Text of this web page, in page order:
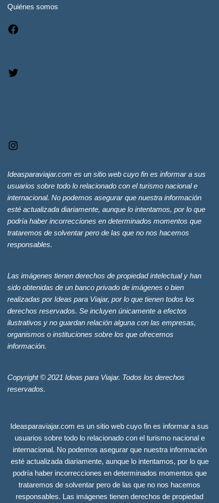
Quiénes somos
Ideasparaviajar.com es un sitio web cuyo fin es informar a sus
usuarios sobre todo lo relacionado con el turismo nacional e
internacional. No podemos asegurar que nuestra información
esté actualizada diariamente, aunque lo intentamos, por lo que
podría haber incorrecciones en determinados momentos que
trataremos de solventar pero de las que no nos hacemos
responsables.
Las imágenes tienen derechos de propiedad intelectual y han
sido obtenidas de un banco privado de imágenes o bien
realizadas por Ideas para Viajar, por lo que tienen todos los
derechos reservados. Se incluyen únicamente a efectos
ilustrativos y no guardan relación alguna con las empresas,
organismos o instituciones sobre los que ofrecemos
información.
Copyright © 2021 Ideas para Viajar. Todos los derechos
reservados.
Ideasparaviajar.com es un sitio web cuyo fin es informar a sus
usuarios sobre todo lo relacionado con el turismo nacional e
internacional. No podemos asegurar que nuestra información
esté actualizada diariamente, aunque lo intentamos, por lo que
podría haber incorrecciones en determinados momentos que
trataremos de solventar pero de las que no nos hacemos
responsables. Las imágenes tienen derechos de propiedad